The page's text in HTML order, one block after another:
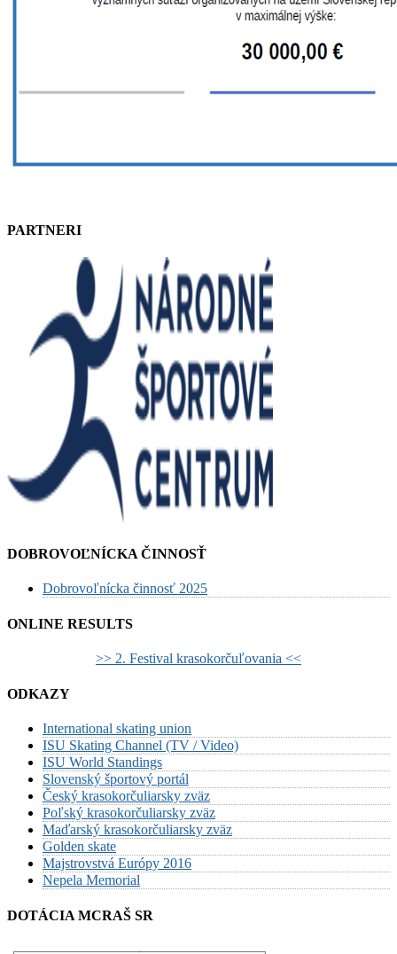
PARTNERI
DOBROVOĽNÍCKA ČINNOSŤ
Dobrovoľnícka činnosť 2025
ONLINE RESULTS
>> 2. Festival krasokorčuľovania <<
ODKAZY
International skating union
ISU Skating Channel (TV / Video)
ISU World Standings
Slovenský športový portál
Český krasokorčuliarsky zväz
Poľský krasokorčuliarsky zväz
Maďarský krasokorčuliarsky zväz
Golden skate
Majstrovstvá Európy 2016
Nepela Memorial
DOTÁCIA MCRAŠ SR